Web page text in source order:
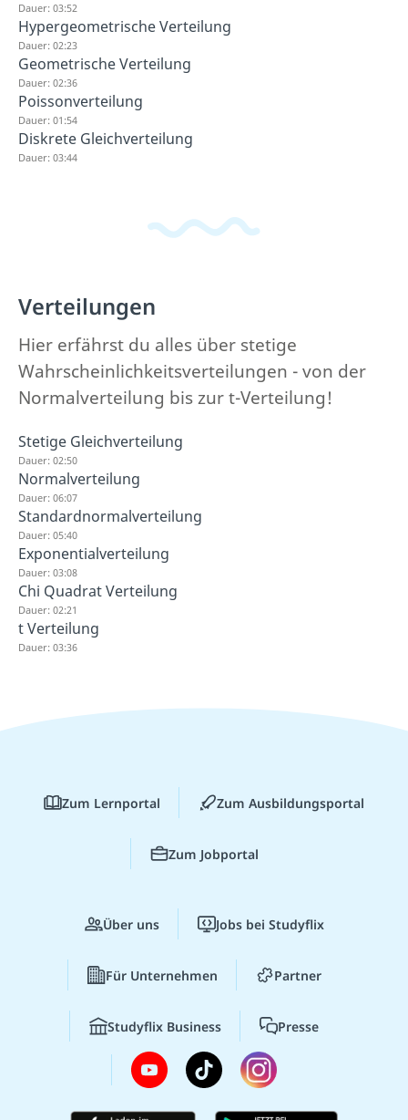
Dauer: 03:52
Hypergeometrische Verteilung
Dauer: 02:23
Geometrische Verteilung
Dauer: 02:36
Poissonverteilung
Dauer: 01:54
Diskrete Gleichverteilung
Dauer: 03:44
Verteilungen
Hier erfährst du alles über stetige
Wahrscheinlichkeitsverteilungen - von der
Normalverteilung bis zur t-Verteilung!
Stetige Gleichverteilung
Dauer: 02:50
Normalverteilung
Dauer: 06:07
Standardnormalverteilung
Dauer: 05:40
Exponentialverteilung
Dauer: 03:08
Chi Quadrat Verteilung
Dauer: 02:21
t Verteilung
Dauer: 03:36
Zum Lernportal Zum Ausbildungsportal
Zum Jobportal
Über uns Jobs bei Studyflix
Für Unternehmen Partner
Studyflix Business Presse